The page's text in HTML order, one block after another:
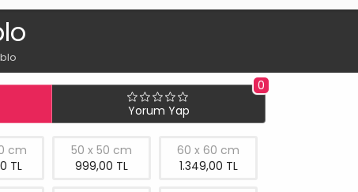
0
Yorum Yap
cm
TL
50 x 50 cm
999,00 TL
60 x 60 cm
1.349,00 TL